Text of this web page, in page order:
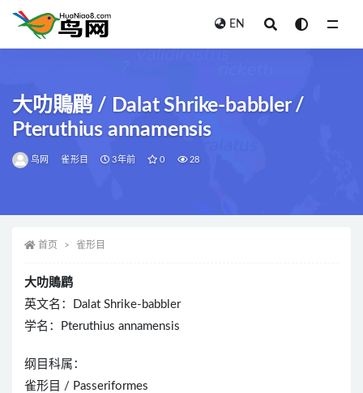
EN
大叻鵙鹛 / Dalat Shrike-babbler /
Pteruthius annamensis
鸟网 雀形目 3年前 0 28
首页 雀形目
大叻鵙鹛
英文名：Dalat Shrike-babbler
学名：Pteruthius annamensis
纲目科属：
雀形目 / Passeriformes